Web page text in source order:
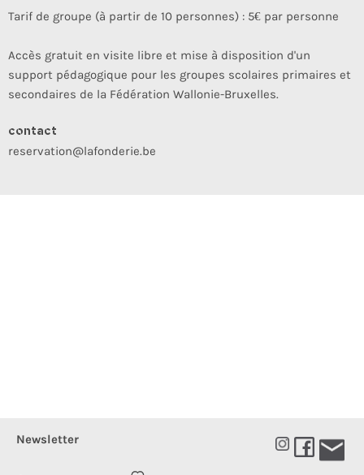
Tarif de groupe (à partir de 10 personnes) : 5€ par personne
Accès gratuit en visite libre et mise à disposition d'un
support pédagogique pour les groupes scolaires primaires et
secondaires de la Fédération Wallonie-Bruxelles.
contact
reservation@lafonderie.be
Newsletter